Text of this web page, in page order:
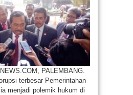
PALEMBANG.
terbesar Pemerintahan
menjadi polemik hukum di